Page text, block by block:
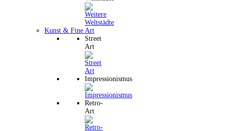
Kunst & Fine Art
Street
Art
Impressionismus
Retro-
Art